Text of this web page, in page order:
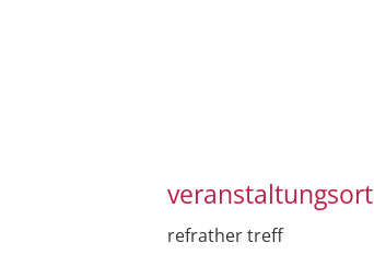
veranstaltungsort
refrather treff